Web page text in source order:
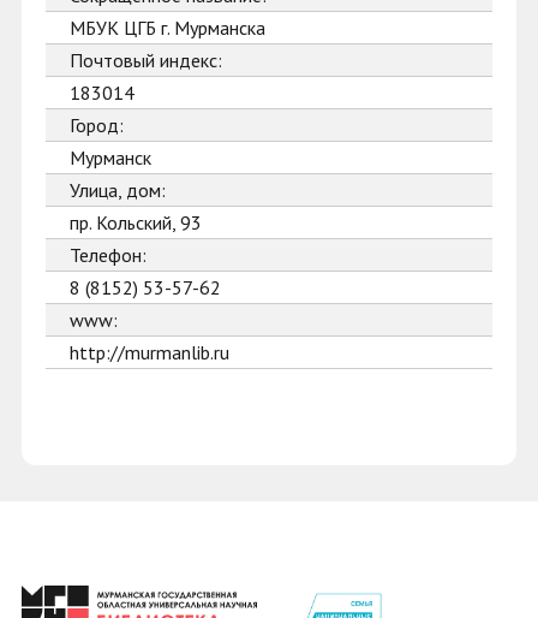
МБУК ЦГБ г. Мурманска
Почтовый индекс:
183014
Город:
Мурманск
Улица, дом:
пр. Кольский, 93
Телефон:
8 (8152) 53-57-62
www:
http://murmanlib.ru